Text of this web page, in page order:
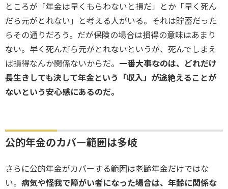
ところが「年金は早くもらわないと損だ」とか「早く死ん
だら元がとれない」と考える人がいる。それは貯蓄だった
らその通りだろう。だが保険の場合は損得の意味はあまり
ない。早く死んだら元がとれないというが、死んでしまえ
ば損得なんか関係ないからだ。 一番大事なのは、どれだけ
長生きしても決して年金という「収入」が途絶えることが
ないという安心感にあるのだ。
公的年金のカバー範囲は多岐
さらに公的年金がカバーする範囲は老齢年金だけではな
い。 病気や怪我で障がい者になった場合は、年齢に関係な